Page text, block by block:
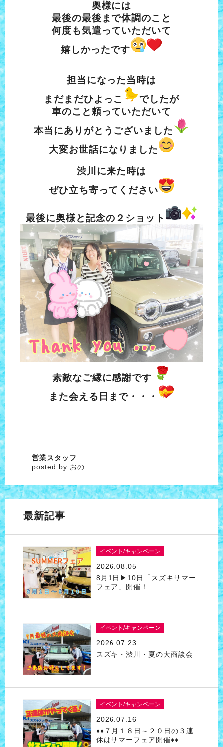
奥様には
最後の最後まで体調のこと
何度も気遣っていただいて
嬉しかったです
担当になった当時は
まだまだひよっこ
でしたが
車のこと頼っていただいて
本当にありがとうございました
大変お世話になりました
渋川に来た時は
ぜひ立ち寄ってください
最後に奥様と記念の２ショット
素敵なご縁に感謝です
また会える日まで・・・
営業スタッフ
posted by おの
最新記事
イベント/キャンペーン
2026.08.05
8月1日▶10日「スズキサマー
フェア」開催！
イベント/キャンペーン
2026.07.23
スズキ・渋川・夏の大商談会
イベント/キャンペーン
2026.07.16
♦♦７月１８日～２０日の３連
休はサマーフェア開催♦♦